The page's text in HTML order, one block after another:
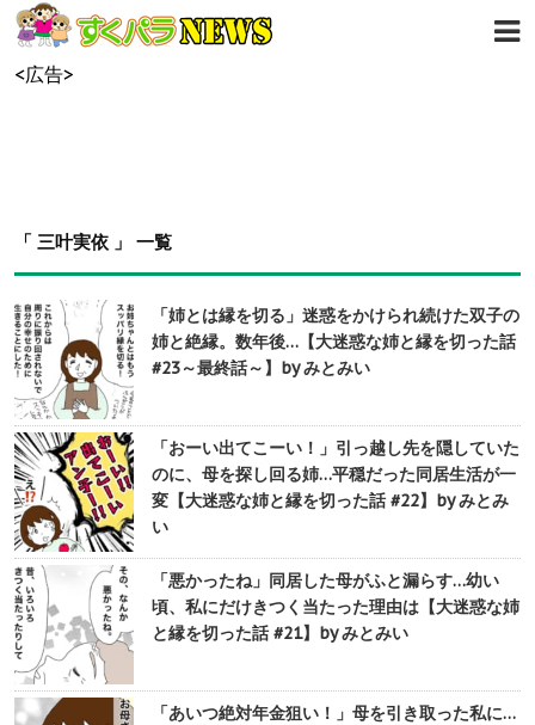
<広告>
「 三叶実依 」 一覧
「姉とは縁を切る」迷惑をかけられ続けた双子の
姉と絶縁。数年後…【大迷惑な姉と縁を切った話
#23～最終話～】by みとみい
「おーい出てこーい！」引っ越し先を隠していた
のに、母を探し回る姉…平穏だった同居生活が一
変【大迷惑な姉と縁を切った話 #22】by みとみ
い
「悪かったね」同居した母がふと漏らす…幼い
頃、私にだけきつく当たった理由は【大迷惑な姉
と縁を切った話 #21】by みとみい
「あいつ絶対年金狙い！」母を引き取った私に…